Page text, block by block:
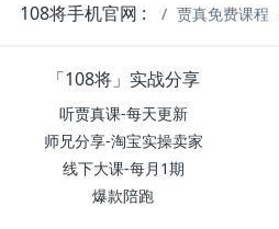
108将手机官网 : 贾真免费课程
「108将」实战分享
听贾真课-每天更新
师兄分享-淘宝实操卖家
线下大课-每月1期
爆款陪跑